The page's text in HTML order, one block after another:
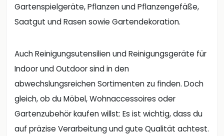
Gartenspielgeräte, Pflanzen und Pflanzengefäße,
Saatgut und Rasen sowie Gartendekoration.
Auch Reinigungsutensilien und Reinigungsgeräte für
Indoor und Outdoor sind in den
abwechslungsreichen Sortimenten zu finden. Doch
gleich, ob du Möbel, Wohnaccessoires oder
Gartenzubehör kaufen willst: Es ist wichtig, dass du
auf präzise Verarbeitung und gute Qualität achtest.